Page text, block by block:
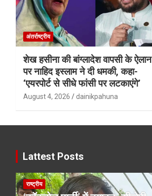
अंतर्राष्ट्रीय
शेख हसीना की बांग्लादेश वापसी के ऐलान
पर नाहिद इस्लाम ने दी धमकी, कहा-
‘एयरपोर्ट से सीधे फांसी पर लटकाएंगे’
August 4, 2026 dainikpahuna
Lattest Posts
राष्ट्रीय